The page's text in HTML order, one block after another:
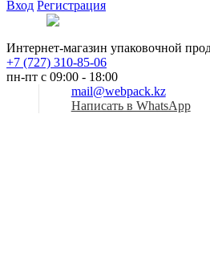
Вход Регистрация
Интернет-магазин упаковочной
+7 (727) 310-85-06
пн-пт с 09:00 - 18:00
mail@webpack.kz
Написать в WhatsApp